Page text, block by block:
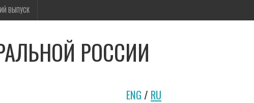
ВЫПУСК
РОССИИ
ENG / RU